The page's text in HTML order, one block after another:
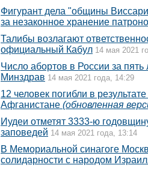
Фигурант дела "общины
за незаконное хранение
Талибы возлагают
официальный Кабул 14 мая 2021
Число абортов в России за пять
Минздрав 14 мая 2021 года, 14:29
12 человек погибли в
Афганистане (обновленная
Иудеи отметят 3333-ю
заповедей 14 мая 2021 года, 13:14
В Мемориальной синагоге
солидарности с народом